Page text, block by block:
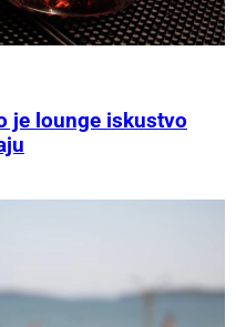
je lounge iskustvo